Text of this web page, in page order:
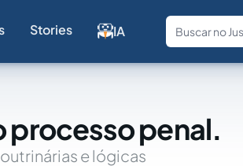
Stories IA
processo penal.
e lógicas